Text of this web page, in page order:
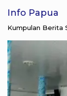
Info Papua
Kumpulan Berita